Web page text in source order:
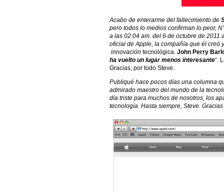
Acabo de enterarme del fallecimiento de
pero todos lo medios confirman lo peor,
a las 02:04 am. del 6 de octubre de
oficial de Apple, la compañía que él creó
innovación tecnológica. John Perry
ha vuelto un lugar menos interesante“.
Gracias, por todo Steve.
Publiqué hace pocos días una columna
admirado maestro del mundo de la
día triste para muchos de nosotros, los
tecnología. Hasta siempre, Steve.